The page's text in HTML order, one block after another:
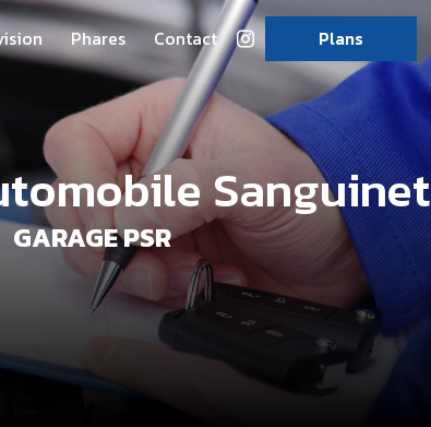
Phares Contact Plans
Sanguinet
GARAGE PSR